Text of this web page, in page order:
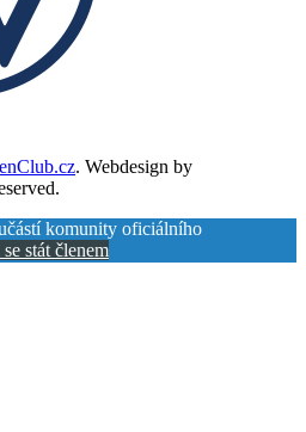
. Webdesign by
komunity oficiálního
stát členem